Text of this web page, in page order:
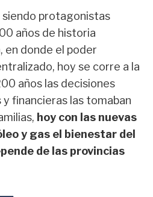
siendo protagonistas
años de historia
en donde el poder
hoy se corre a la
años las decisiones
financieras las tomaban
hoy con las nuevas
y gas el bienestar del
de las provincias